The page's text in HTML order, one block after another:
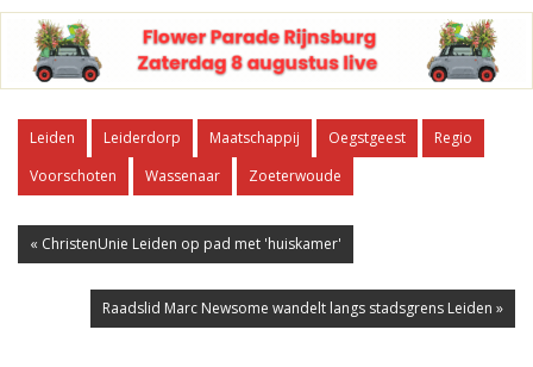
Leiden Leiderdorp Maatschappij Oegstgeest
Regio
Voorschoten
Wassenaar Zoeterwoude
« ChristenUnie Leiden op pad met 'huiskamer'
Raadslid Marc Newsome wandelt langs stadsgrens Leiden »